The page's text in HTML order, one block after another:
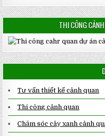
THI CÔNG
Tư vấn thiết kế cảnh quan
Thi công cảnh quan
Chăm sóc cây xanh cảnh